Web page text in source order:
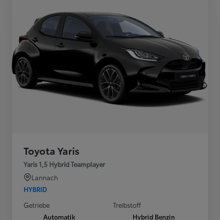
Toyota Yaris
Yaris 1,5 Hybrid Teamplayer
Lannach
HYBRID
Getriebe
Automatik
Treibstoff
Hybrid Benzin